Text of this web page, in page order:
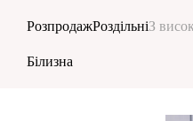
РозпродажРоздільніЗ
Білизна